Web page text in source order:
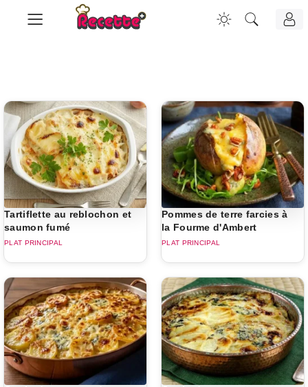
Tartiflette au reblochon et
saumon fumé
PLAT PRINCIPAL
Pommes de terre farcies à
la Fourme d'Ambert
PLAT PRINCIPAL